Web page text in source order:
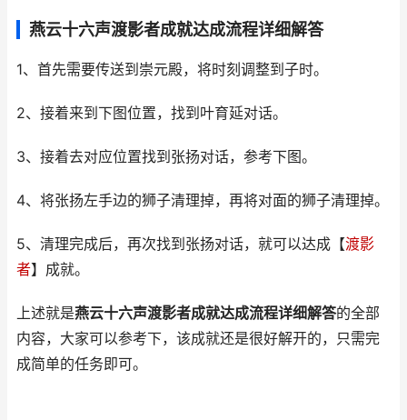
燕云十六声渡影者成就达成流程详细解答
1、首先需要传送到崇元殿，将时刻调整到子时。
2、接着来到下图位置，找到叶育延对话。
3、接着去对应位置找到张扬对话，参考下图。
4、将张扬左手边的狮子清理掉，再将对面的狮子清理掉。
5、清理完成后，再次找到张扬对话，就可以达成【渡影
者】成就。
上述就是燕云十六声渡影者成就达成流程详细解答的全部
内容，大家可以参考下，该成就还是很好解开的，只需完
成简单的任务即可。